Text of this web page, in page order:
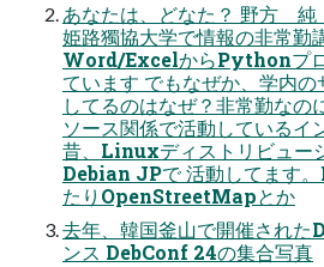
あなたは、どなた？ 野方 純
姫路獨協大学で情報の非常勤
Word/ExcelからPythonプロ
ています でもなぜか、学内の
してるのはなぜ？非常勤なの
ソース関係で活動しているイ
昔、Linuxディストリビュー
Debian JPで 活動してます
たりOpenStreetMapとか
去年、韓国釜山で開催された
ンス DebConf 24の集合写真